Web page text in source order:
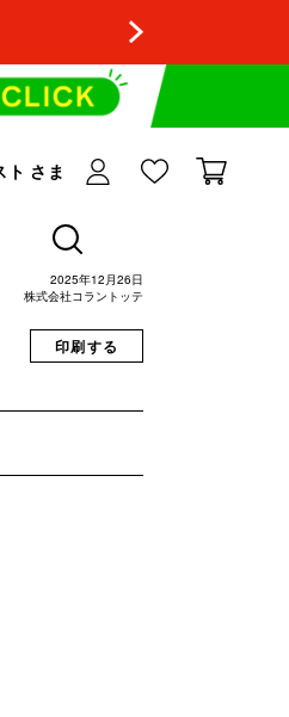
ト さま
2025年12月26日
株式会社コラントッテ
印刷する